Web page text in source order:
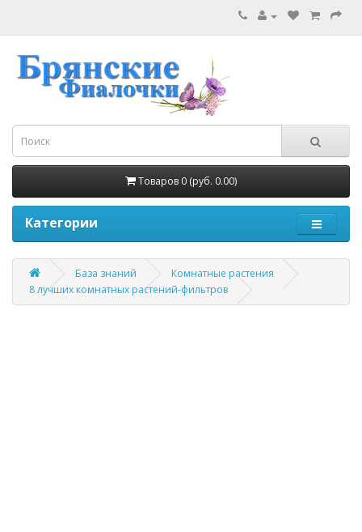
Товаров 0 (руб. 0.00)
Категории
База знаний
Комнатные растения
8 лучших комнатных растений-фильтров